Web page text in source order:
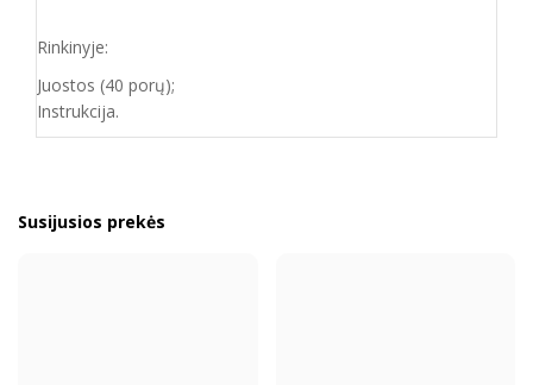
Rinkinyje:
Juostos (40 porų);
Instrukcija.
Susijusios prekės